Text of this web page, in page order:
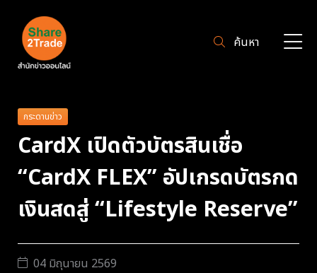
ค้นหา
กระดานข่าว
CardX เปิดตัวบัตรสินเชื่อ
“CardX FLEX” อัปเกรดบัตรกด
เงินสดสู่ “Lifestyle Reserve”
04 มิถุนายน 2569